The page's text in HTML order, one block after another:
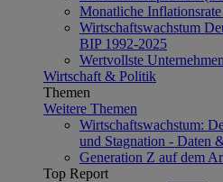
Monatliche
Wirtschaftswachstum
BIP 1992-2025
Wertvollste
Wirtschaft & Politik
Themen
Weitere Themen
Wirtschaftswachstum:
und Stagnation - Daten
Generation Z auf dem
Top Report